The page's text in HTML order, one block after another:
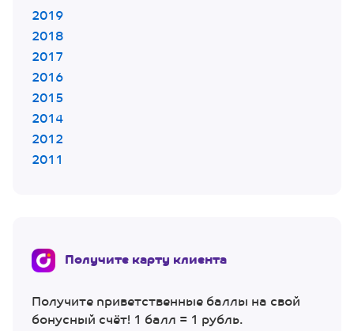
2019
2018
2017
2016
2015
2014
2012
2011
Получите карту клиента
Получите приветственные баллы на свой
бонусный счёт! 1 балл = 1 рубль.